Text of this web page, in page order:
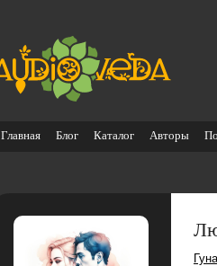
Главная Блог Каталог Авторы